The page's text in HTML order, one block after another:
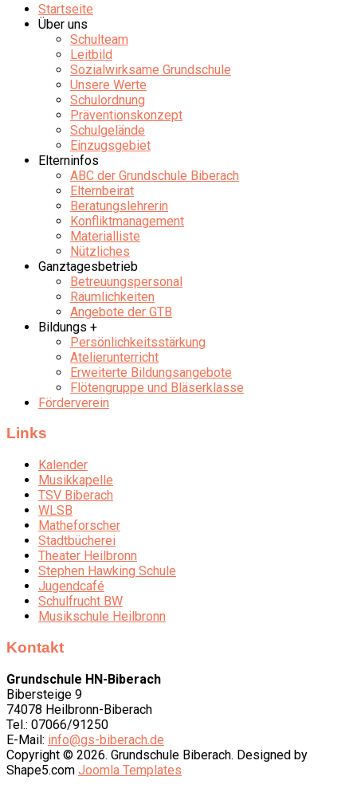
Startseite
Über uns
Schulteam
Leitbild
Sozialwirksame Grundschule
Unsere Werte
Schulordnung
Präventionskonzept
Schulgelände
Einzugsgebiet
Elterninfos
ABC der Grundschule Biberach
Elternbeirat
Beratungslehrerin
Konfliktmanagement
Materialliste
Nützliches
Ganztagesbetrieb
Betreuungspersonal
Räumlichkeiten
Angebote der GTB
Bildungs +
Persönlichkeitsstärkung
Atelierunterricht
Erweiterte Bildungsangebote
Flötengruppe und Bläserklasse
Förderverein
Links
Kalender
Musikkapelle
TSV Biberach
WLSB
Matheforscher
Stadtbücherei
Theater Heilbronn
Stephen Hawking Schule
Jugendcafé
Schulfrucht BW
Musikschule Heilbronn
Kontakt
Grundschule HN-Biberach
Bibersteige 9
74078 Heilbronn-Biberach
Tel.: 07066/91250
E-Mail: info@gs-biberach.de
Copyright © 2026. Grundschule Biberach. Designed by
Shape5.com Joomla Templates